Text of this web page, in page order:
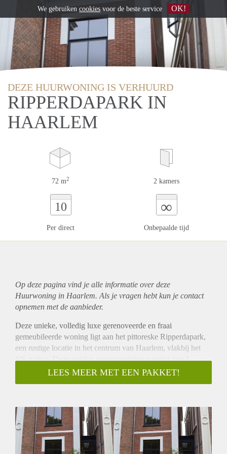
DEZE HUURWONING IS VERHUURD
RIPPERDAPARK IN
HAARLEM
72 m2 2 kamers
10
Per direct
∞
Onbepaalde tijd
Op deze pagina vind je alle informatie over deze
Huurwoning in Haarlem. Als je vragen hebt kun je contact
opnemen met de aanbieder.
Deze unieke, volledig luxe gerenoveerde en fraai
gemeubileerde woning ligt aan het pittoreske Ripperdapark,
een rustige locatie in het centrum van Haarlem, vlakbij het
NS station. Deze unieke, energiezuinige woning met 1
slaapkamer is beschikbaar voor een single persoon of een
stel. Deze moderne woning is zo ontworpen dat deze prima
Indeling:
Zonnige voortuin met bankje met uitzicht over het park.
Entree.
LEES MEER MET EEN PAKKET!
We gebruiken cookies voor de beste service OK!